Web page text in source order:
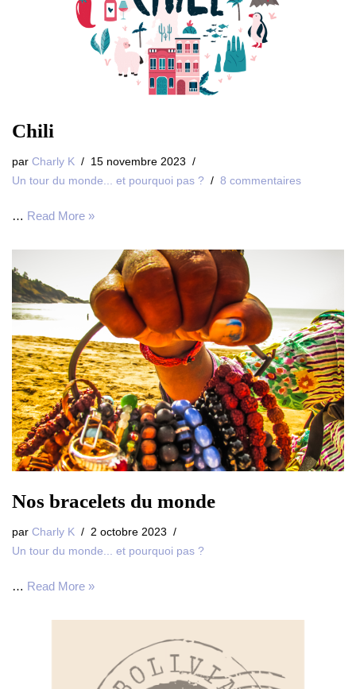
Chili
par Charly K
15 novembre 2023
Un tour du monde... et pourquoi pas ?
8 commentaires
… Read More »
Nos bracelets du monde
par Charly K
2 octobre 2023
Un tour du monde... et pourquoi pas ?
… Read More »